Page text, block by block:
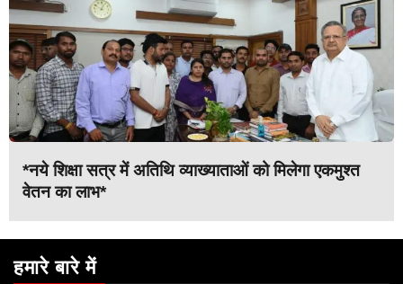
*नये शिक्षा सत्र में अतिथि व्याख्याताओं को मिलेगा एकमुश्त
वेतन का लाभ*
हमारे बारे में